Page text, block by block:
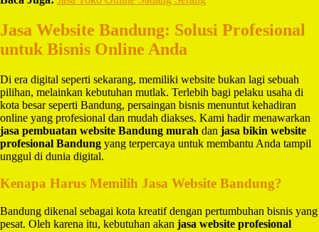
Jasa Website Bandung: Solusi Profesional
untuk Bisnis Online Anda
Di era digital seperti sekarang, memiliki website bukan lagi sebuah
pilihan, melainkan kebutuhan mutlak. Terlebih bagi pelaku usaha di
kota besar seperti Bandung, persaingan bisnis menuntut kehadiran
online yang profesional dan mudah diakses. Kami hadir menawarkan
jasa pembuatan website Bandung murah dan jasa bikin website
profesional Bandung yang terpercaya untuk membantu Anda tampil
unggul di dunia digital.
Kenapa Harus Memilih Jasa Website Bandung?
Bandung dikenal sebagai kota kreatif dengan pertumbuhan bisnis yang
pesat. Oleh karena itu, kebutuhan akan jasa website profesional